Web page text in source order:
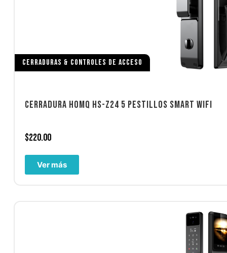
CERRADURAS & CONTROLES DE ACCESO
CERRADURA HOMQ HS-Z24 5 PESTILLOS SMART WIFI
$220.00
Ver más